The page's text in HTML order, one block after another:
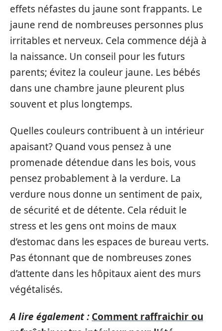
effets néfastes du jaune sont frappants. Le
jaune rend de nombreuses personnes plus
irritables et nerveux. Cela commence déjà à
la naissance. Un conseil pour les futurs
parents; évitez la couleur jaune. Les bébés
dans une chambre jaune pleurent plus
souvent et plus longtemps.
Quelles couleurs contribuent à un intérieur
apaisant? Quand vous pensez à une
promenade détendue dans les bois, vous
pensez probablement à la verdure. La
verdure nous donne un sentiment de paix,
de sécurité et de détente. Cela réduit le
stress et les gens ont moins de maux
d’estomac dans les espaces de bureau verts.
Pas étonnant que de nombreuses zones
d’attente dans les hôpitaux aient des murs
végétalisés.
A lire également : Comment raffraichir ou